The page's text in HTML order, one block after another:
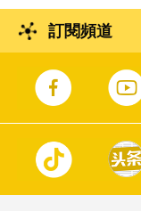
訂閱頻道